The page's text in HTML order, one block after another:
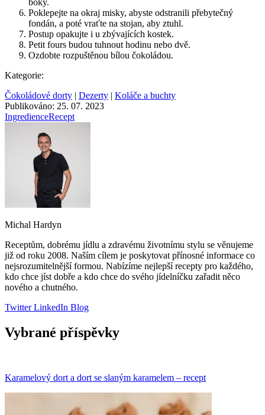
boky.
Poklepejte na okraj misky, abyste odstranili přebytečný
fondán, a poté vraťte na stojan, aby ztuhl.
Postup opakujte i u zbývajících kostek.
Petit fours budou tuhnout hodinu nebo dvě.
Ozdobte rozpuštěnou bílou čokoládou.
Kategorie:
Čokoládové dorty | Dezerty | Koláče a buchty
Publikováno: 25. 07. 2023
IngredienceRecept
Michal Hardyn
Receptům, dobrému jídlu a zdravému životnímu stylu se věnujeme
již od roku 2008. Naším cílem je poskytovat přínosné informace co
nejsrozumitelnější formou. Nabízíme nejlepší recepty pro každého,
kdo chce jíst dobře a kdo chce do svého jídelníčku zařadit něco
nového a chutného.
TwitterLinkedIn Blog
Vybrané příspěvky
Karamelový dort a dort se slaným karamelem – recept